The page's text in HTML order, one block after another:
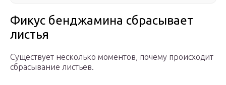
Фикус бенджамина сбрасывает
листья
Существует несколько моментов, почему происходит
сбрасывание листьев.